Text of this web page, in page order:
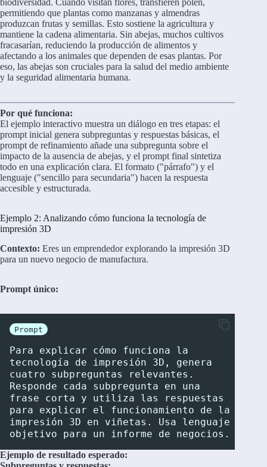
biodiversidad. Cuando visitan flores, transfieren polen,
permitiendo que plantas como manzanas y almendras
produzcan frutas y semillas. Esto sostiene la agricultura y
mantiene la cadena alimentaria. Sin abejas, muchos cultivos
fracasarían, reduciendo la producción de alimentos y
afectando a los animales que dependen de esas plantas. Por
eso, las abejas son cruciales para la salud del medio ambiente
y la seguridad alimentaria humana.
Por qué funciona:
El ejemplo interactivo muestra un diálogo en tres etapas: el
prompt inicial genera subpreguntas y respuestas básicas, el
prompt de refinamiento añade una subpregunta sobre el
impacto de la ausencia de abejas, y el prompt final sintetiza
todo en una explicación clara. El formato ("párrafo") y el
lenguaje ("sencillo para secundaria") hacen la respuesta
accesible y estructurada.
Ejemplo 2: Analizando cómo funciona la tecnología de
impresión 3D
Contexto: Eres un emprendedor explorando la impresión 3D
para un nuevo negocio de manufactura.
Prompt único:
Prompt
Para explicar cómo funciona la
tecnología de impresión 3D, genera
cuatro subpreguntas relevantes.
Responde cada subpregunta en una
frase corta y utiliza las respuestas
para explicar el funcionamiento de la
impresión 3D en viñetas. Usa lenguaje
objetivo para un informe de negocios.
Ejemplo de resultado esperado: